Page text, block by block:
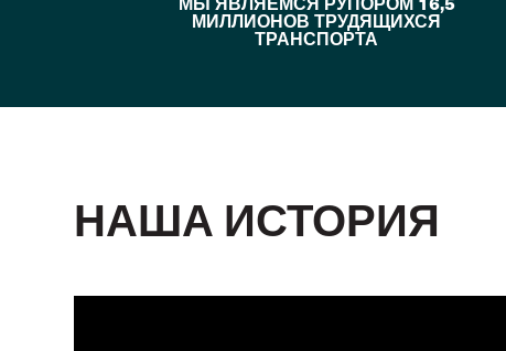
МИЛЛИОНОВ ТРУДЯЩИХСЯ
ТРАНСПОРТА
НАША ИСТОРИЯ